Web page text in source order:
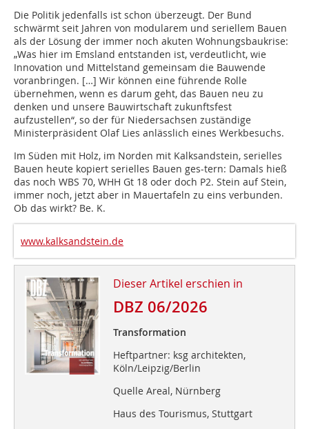
Die Politik jedenfalls ist schon überzeugt. Der Bund
schwärmt seit Jahren von modularem und seriellem Bauen
als der Lösung der immer noch akuten Wohnungsbaukrise:
„Was hier im Emsland entstanden ist, verdeutlicht, wie
Innovation und Mittelstand gemeinsam die Bauwende
voranbringen. […] Wir können eine führende Rolle
übernehmen, wenn es darum geht, das Bauen neu zu
denken und unsere Bauwirtschaft zukunftsfest
aufzustellen“, so der für Niedersachsen zuständige
Ministerpräsident Olaf Lies anlässlich eines Werkbesuchs.
Im Süden mit Holz, im Norden mit Kalksandstein, serielles
Bauen heute kopiert serielles Bauen ges-tern: Damals hieß
das noch WBS 70, WHH Gt 18 oder doch P2. Stein auf Stein,
immer noch, jetzt aber in Mauertafeln zu eins verbunden.
Ob das wirkt? Be. K.
www.kalksandstein.de
Dieser Artikel erschien in
DBZ 06/2026
Transformation
Heftpartner: ksg architekten,
Köln/Leipzig/Berlin
Quelle Areal, Nürnberg
Haus des Tourismus, Stuttgart